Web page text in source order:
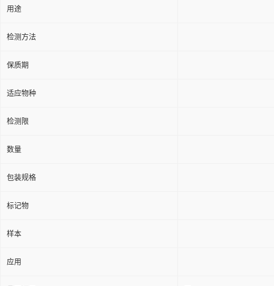
用途
检测方法
保质期
适应物种
检测限
数量
包装规格
标记物
样本
应用